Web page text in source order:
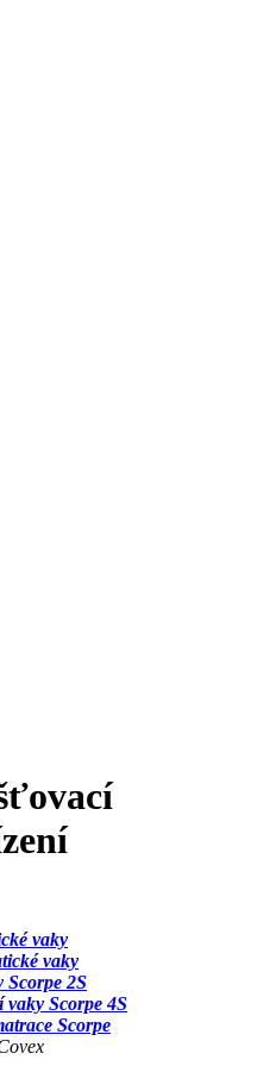
vaky
vaky
Scorpe 2S
vaky Scorpe 4S
Scorpe